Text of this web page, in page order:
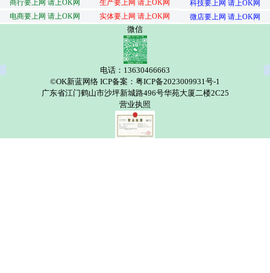
商行要上网 请上OK网
生产要上网 请上OK网
科技要上网 请上OK网
电商要上网 请上OK网
实体要上网 请上OK网 微店要上网 请上OK网
微信
电话：13630466663
©OK新蓝网络 ICP备案：粤ICP备2023009931号-1
广东省江门鹤山市沙坪新城路496号华苑大厦二楼2C25
营业执照